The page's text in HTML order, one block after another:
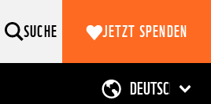
SUCHE JETZT SPENDEN